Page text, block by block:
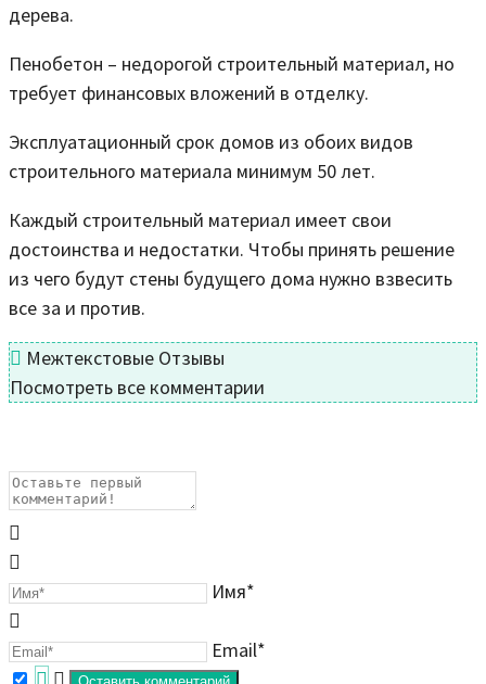
дерева.
Пенобетон – недорогой строительный материал, но
требует финансовых вложений в отделку.
Эксплуатационный срок домов из обоих видов
строительного материала минимум 50 лет.
Каждый строительный материал имеет свои
достоинства и недостатки. Чтобы принять решение
из чего будут стены будущего дома нужно взвесить
все за и против.
Межтекстовые Отзывы
Посмотреть все комментарии
Имя*
Email*